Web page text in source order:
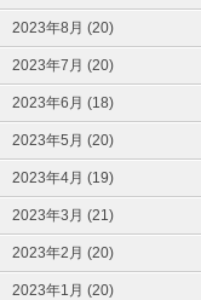
2023年8月 (20)
2023年7月 (20)
2023年6月 (18)
2023年5月 (20)
2023年4月 (19)
2023年3月 (21)
2023年2月 (20)
2023年1月 (20)